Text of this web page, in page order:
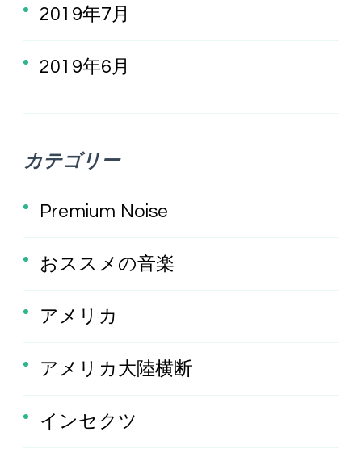
2019年7月
2019年6月
カテゴリー
Premium Noise
おススメの音楽
アメリカ
アメリカ大陸横断
インセクツ